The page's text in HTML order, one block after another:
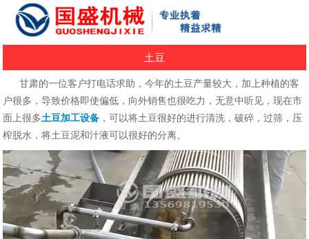
土豆
甘肃的一位客户打电话求助，今年的土豆产量较大，加上种植的客
户很多，导致价格即使偏低，向外销售也很吃力，无意中听见，现在市
面上很多土豆加工设备 ，可以将土豆很好的进行清洗，破碎，过筛，压
榨脱水，将土豆泥和汁液可以很好的分离。